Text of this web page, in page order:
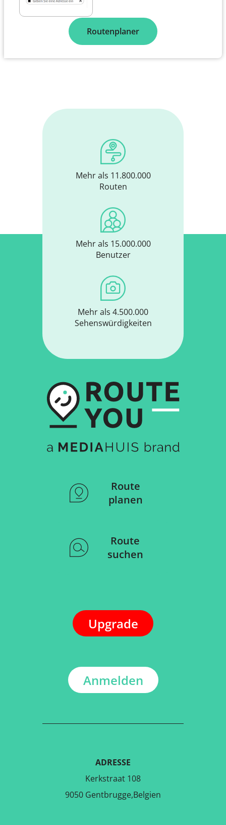
Routenplaner
Mehr als 11.800.000
Routen
Mehr als 15.000.000
Benutzer
Mehr als 4.500.000
Sehenswürdigkeiten
Route
planen
Route
suchen
Upgrade
Anmelden
ADRESSE
Kerkstraat 108
9050 Gentbrugge,Belgien